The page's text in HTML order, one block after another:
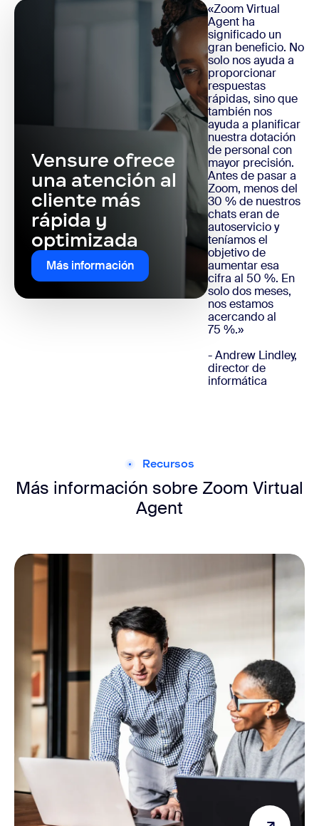
Vensure ofrece
una atención al
cliente más
rápida y
optimizada
Más información
«Zoom Virtual
Agent ha
significado un
gran beneficio. No
solo nos ayuda a
proporcionar
respuestas
rápidas, sino que
también nos
ayuda a planificar
nuestra dotación
de personal con
mayor precisión.
Antes de pasar a
Zoom, menos del
30 % de nuestros
chats eran de
autoservicio y
teníamos el
objetivo de
aumentar esa
cifra al 50 %. En
solo dos meses,
nos estamos
acercando al
75 %.»
- Andrew Lindley,
director de
informática
Recursos
Más información sobre Zoom Virtual
Agent